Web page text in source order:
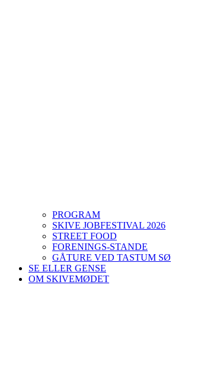
PROGRAM
SKIVE JOBFESTIVAL 2026
STREET FOOD
FORENINGS-STANDE
GÅTURE VED TASTUM SØ
SE ELLER GENSE
OM SKIVEMØDET